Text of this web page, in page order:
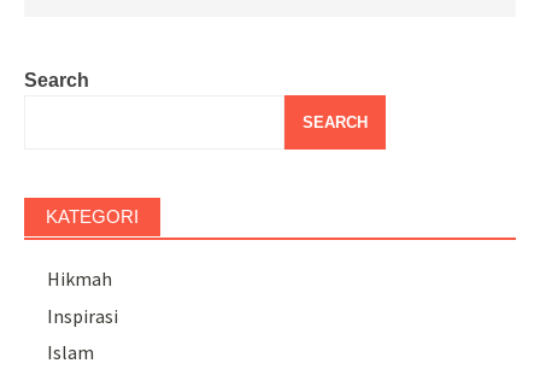
Search
SEARCH
KATEGORI
Hikmah
Inspirasi
Islam